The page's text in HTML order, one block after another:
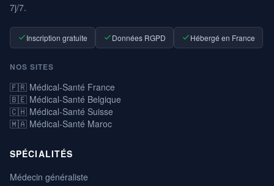
7j/7.
Inscription gratuite Données RGPD Hébergé en France
NOS SITES
🇫🇷 Médical-Santé France
🇧🇪 Médical-Santé Belgique
🇨🇭 Médical-Santé Suisse
🇲🇦 Médical-Santé Maroc
SPÉCIALITÉS
Médecin généraliste